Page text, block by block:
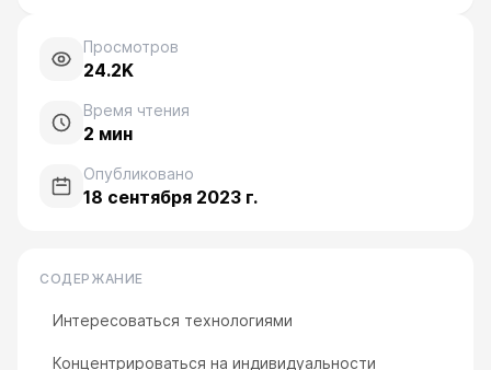
Просмотров
24.2K
Время чтения
2 мин
Опубликовано
18 сентября 2023 г.
СОДЕРЖАНИЕ
Интересоваться технологиями
Концентрироваться на индивидуальности